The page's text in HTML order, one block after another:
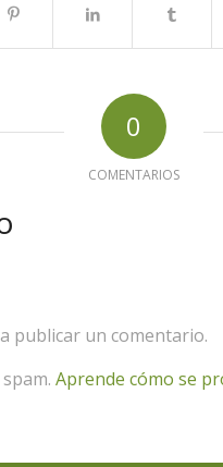
0
COMENTARIOS
publicar un comentario.
Aprende cómo se